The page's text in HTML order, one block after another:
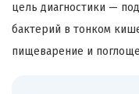
цель диагностики —
бактерий в тонком
пищеварение и